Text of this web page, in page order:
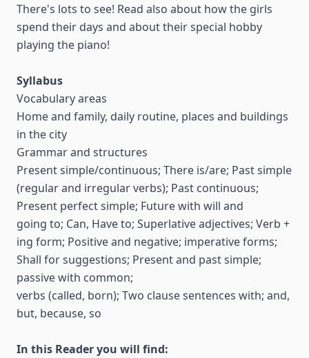
There's lots to see! Read also about how the girls
spend their days and about their special hobby
playing the piano!
Syllabus
Vocabulary areas
Home and family, daily routine, places and buildings
in the city
Grammar and structures
Present simple/continuous; There is/are; Past simple
(regular and irregular verbs); Past continuous;
Present perfect simple; Future with will and
going to; Can, Have to; Superlative adjectives; Verb +
ing form; Positive and negative; imperative forms;
Shall for suggestions; Present and past simple;
passive with common;
verbs (called, born); Two clause sentences with; and,
but, because, so
In this Reader you will find: